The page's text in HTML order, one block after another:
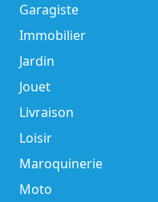
Garagiste
Immobilier
Jardin
Jouet
Livraison
Loisir
Maroquinerie
Moto